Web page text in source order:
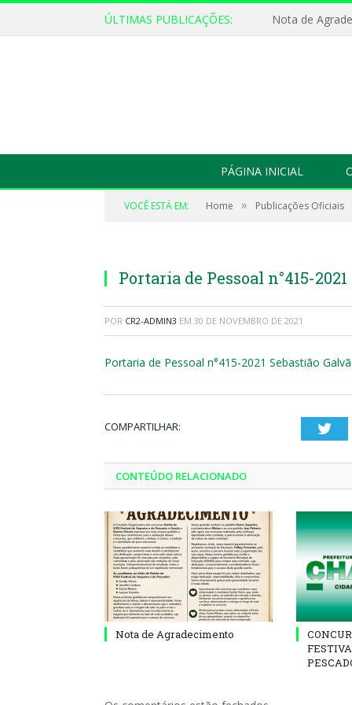
ÚLTIMAS PUBLICAÇÕES: Nota de
PÁGINA INICIAL
VOCÊ ESTÁ EM: Home » Publicações Oficiais
Portaria de Pessoal n°415-
POR CR2-ADMIN3 EM 30 DE NOVEMBRO DE 2021
Portaria de Pessoal n°415-2021 Sebastião
COMPARTILHAR:
CONTEÚDO RELACIONADO
Nota de Agradecimento